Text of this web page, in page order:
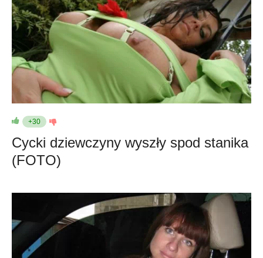
+30
Cycki dziewczyny wyszły spod stanika
(FOTO)